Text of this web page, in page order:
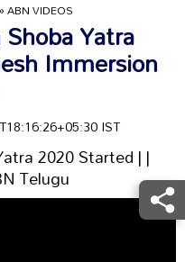
ABN VIDEOS
Yatra
Immersion
IST
2020 Started | |
Telugu